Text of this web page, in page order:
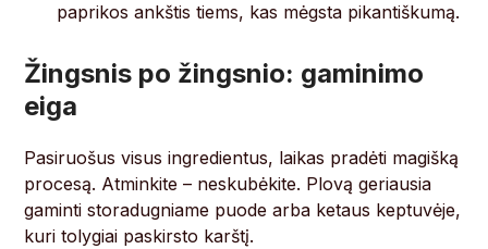
paprikos ankštis tiems, kas mėgsta pikantiškumą.
Žingsnis po žingsnio: gaminimo
eiga
Pasiruošus visus ingredientus, laikas pradėti magišką
procesą. Atminkite – neskubėkite. Plovą geriausia
gaminti storadugniame puode arba ketaus keptuvėje,
kuri tolygiai paskirsto karštį.